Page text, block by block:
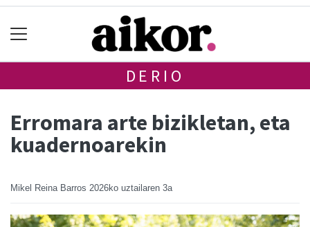
DERIO
Erromara arte bizikletan, eta
kuadernoarekin
Mikel Reina Barros 2026ko uztailaren 3a